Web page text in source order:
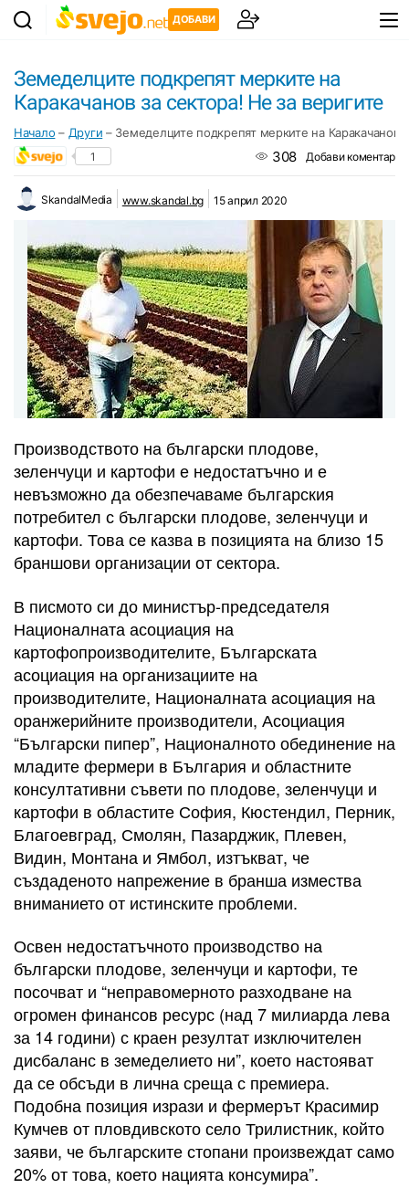
ДОБАВИ
Земеделците подкрепят мерките на
Каракачанов за сектора! Не за веригите
Начало – Други – Земеделците подкрепят мерките на Каракачанов
1 308 Добави коментар
SkandalMedia www.skandal.bg 15 април 2020
Производството на български плодове,
зеленчуци и картофи е недостатъчно и е
невъзможно да обезпечаваме българския
потребител с български плодове, зеленчуци и
картофи. Това се казва в позицията на близо 15
браншови организации от сектора.
В писмото си до министър-председателя
Националната асоциация на
картофопроизводителите, Българската
асоциация на организациите на
производителите, Националната асоциация на
оранжерийните производители, Асоциация
“Български пипер”, Националното обединение на
младите фермери в България и областните
консултативни съвети по плодове, зеленчуци и
картофи в областите София, Кюстендил, Перник,
Благоевград, Смолян, Пазарджик, Плевен,
Видин, Монтана и Ямбол, изтъкват, че
създаденото напрежение в бранша измества
вниманието от истинските проблеми.
Освен недостатъчното производство на
български плодове, зеленчуци и картофи, те
посочват и “неправомерното разходване на
огромен финансов ресурс (над 7 милиарда лева
за 14 години) с краен резултат изключителен
дисбаланс в земеделието ни”, което настояват
да се обсъди в лична среща с премиера.
Подобна позиция изрази и фермерът Красимир
Кумчев от пловдивското село Трилистник, който
заяви, че българските стопани произвеждат само
20% от това, което нацията консумира”.